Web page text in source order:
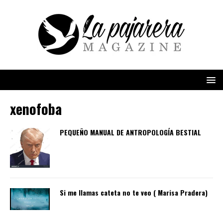
xenofoba
PEQUEÑO MANUAL DE ANTROPOLOGÍA BESTIAL
Si me llamas cateta no te veo ( Marisa Pradera)